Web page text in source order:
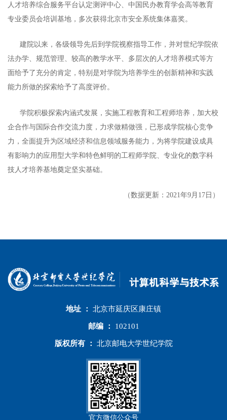
人才培养综合服务平台认定测评中心、中国民办教育学会高等教育
专业委员会培训基地，多次获得北京市安全系统集体嘉奖。
建院以来，各级领导先后到学院视察指导工作，并对世纪学院依
法办学、规范管理、较高的教学水平、多层次的人才培养模式等方
面给予了充分的肯定，特别是对学院为培养学生的创新精神和实践
能力所做的探索给予了高度评价。
学院积极探索内涵式发展，实施工程教育和工程师培养，加大校
企合作与国际合作交流力度，力求做精做强，已形成学院核心竞争
力，全面提升为区域经济和信息领域服务能力， 为将学院建设成具
有影响力的应用型大学和特色鲜明的工程师学院、专业化的数字科
技人才培养基地奠定坚实基础 。
（数据更新： 2021年9月17日）
地址 ： 北京市延庆区康庄镇
邮编 ： 102101
版权所有 ： 北京邮电大学世纪学院
官方微信公众号